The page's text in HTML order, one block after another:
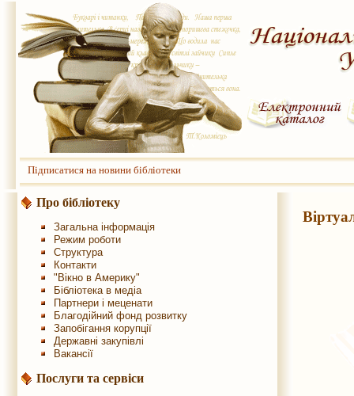
Підписатися на новини бібліотеки
Про бібліотеку
Загальна інформація
Режим роботи
Структура
Контакти
"Вікно в Америку"
Бібліотека в медіа
Партнери і меценати
Благодійний фонд розвитку
Запобігання корупції
Державні закупівлі
Вакансії
Послуги та сервіси